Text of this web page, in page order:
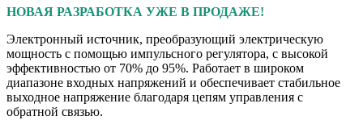
НОВАЯ РАЗРАБОТКА УЖЕ В ПРОДАЖЕ!
Электронный источник, преобразующий электрическую
мощность с помощью импульсного регулятора, с высокой
эффективностью от 70% до 95%. Работает в широком
диапазоне входных напряжений и обеспечивает стабильное
выходное напряжение благодаря цепям управления с
обратной связью.